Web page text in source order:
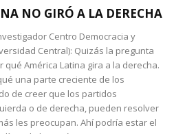
NO GIRÓ A LA DERECHA
Centro Democracia y
Central): Quizás la pregunta
América Latina gira a la derecha.
una parte creciente de los
de creer que los partidos
o de derecha, pueden resolver
les preocupan. Ahí podría estar el